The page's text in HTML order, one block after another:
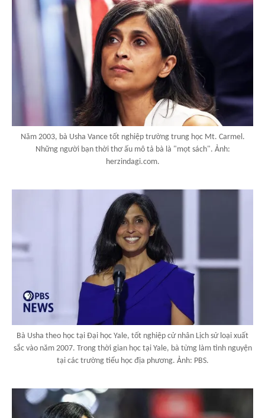
Năm 2003, bà Usha Vance tốt nghiệp trường trung học Mt. Carmel.
Những người bạn thời thơ ấu mô tả bà là "mọt sách". Ảnh:
herzindagi.com.
Bà Usha theo học tại Đại học Yale, tốt nghiệp cử nhân Lịch sử loại xuất
sắc vào năm 2007. Trong thời gian học tại Yale, bà từng làm tình nguyện
tại các trường tiểu học địa phương. Ảnh: PBS.